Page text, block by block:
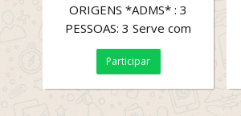
ORIGENS *ADMS* : 3
PESSOAS: 3 Serve com
sistema de coins •IP
138.201.48.55 •PORTA...
Participar